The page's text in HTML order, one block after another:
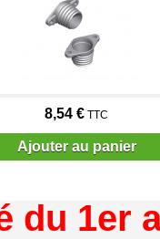
8,54 € TTC
Ajouter au panier
du 1er